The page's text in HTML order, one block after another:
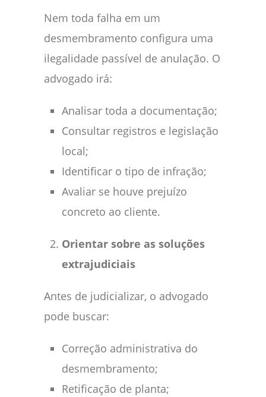
Nem toda falha em um
desmembramento configura uma
ilegalidade passível de anulação. O
advogado irá:
Analisar toda a documentação;
Consultar registros e legislação
local;
Identificar o tipo de infração;
Avaliar se houve prejuízo
concreto ao cliente.
Orientar sobre as soluções
extrajudiciais
Antes de judicializar, o advogado
pode buscar:
Correção administrativa do
desmembramento;
Retificação de planta;